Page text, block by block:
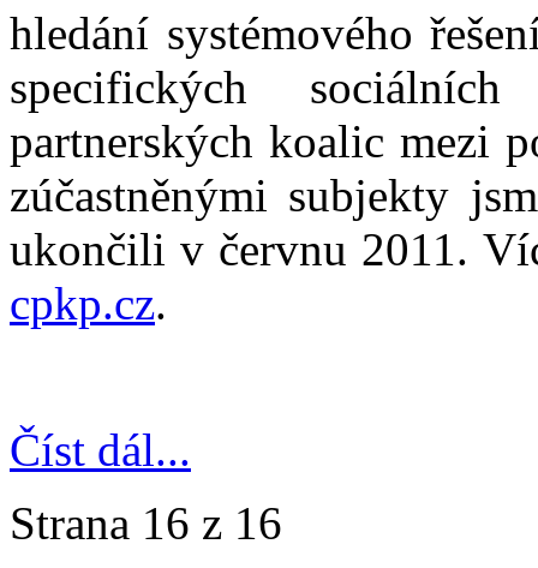
hledání systémového
specifických
partnerských koalic mezi
zúčastněnými subjekty
ukončili v červnu 2011.
cpkp.cz.
Číst dál...
Strana 16 z 16